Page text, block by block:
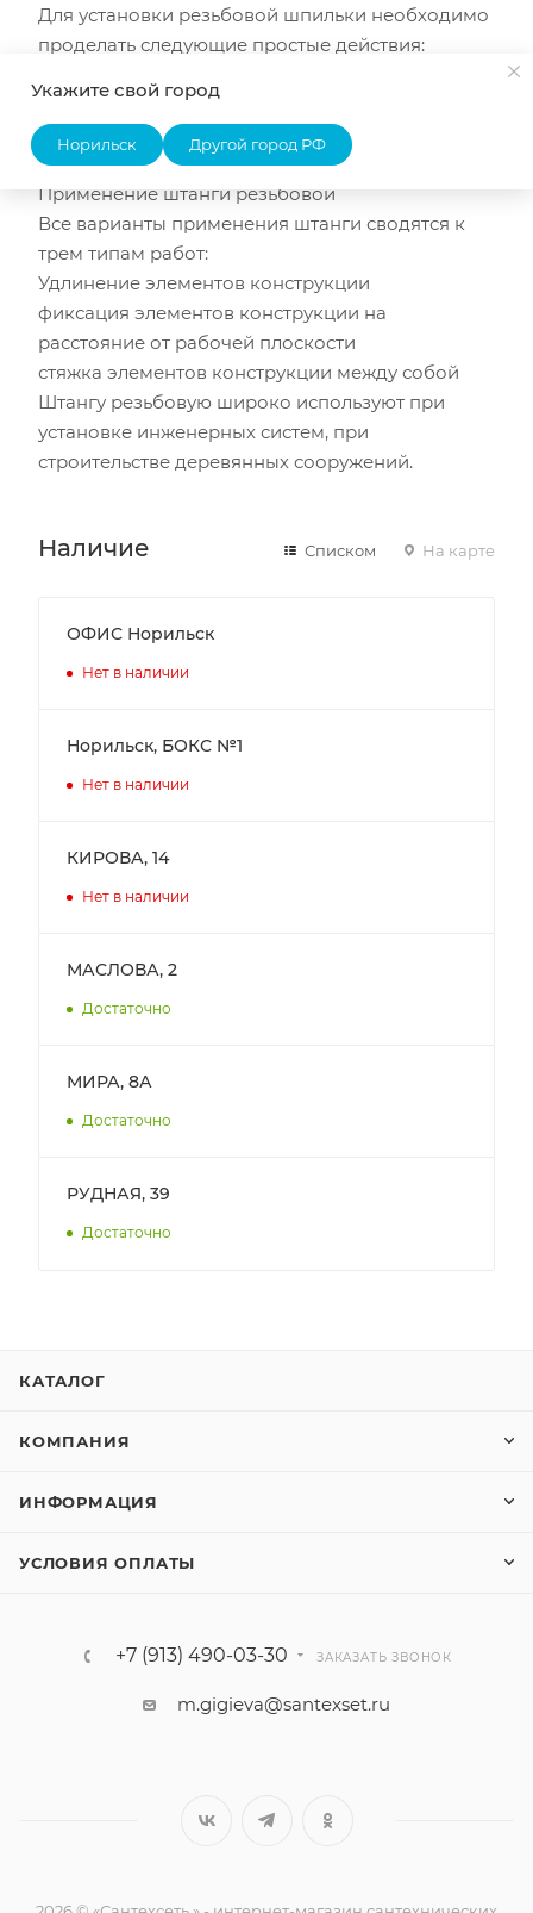
Для установки резьбовой шпильки необходимо
проделать следующие простые действия:
отрезать нужной длины шпильку
закрепить элементы в соответствии с
допустимой нагрузкой
Применение штанги резьбовой
Все варианты применения штанги сводятся к
трем типам работ:
Удлинение элементов конструкции
фиксация элементов конструкции на
расстояние от рабочей плоскости
стяжка элементов конструкции между собой
Штангу резьбовую широко используют при
установке инженерных систем, при
строительстве деревянных сооружений.
Наличие Списком На карте
ОФИС Норильск
Нет в наличии
Норильск, БОКС №1
Нет в наличии
КИРОВА, 14
Нет в наличии
МАСЛОВА, 2
Достаточно
МИРА, 8А
Достаточно
РУДНАЯ, 39
Достаточно
КАТАЛОГ
КОМПАНИЯ
ИНФОРМАЦИЯ
УСЛОВИЯ ОПЛАТЫ
+7 (913) 490-03-30 ЗАКАЗАТЬ ЗВОНОК
m.gigieva@santexset.ru
Укажите свой город
Норильск Другой город РФ